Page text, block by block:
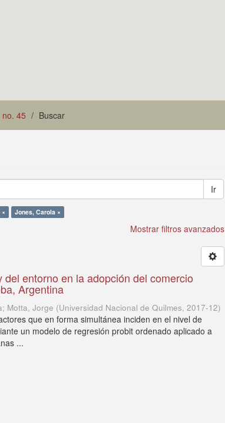
no. 45 Buscar
Ir
Jones, Carola ×
Mostrar filtros avanzados
entorno en la adopción del comercio
Argentina
Motta, Jorge (Universidad Nacional de Quilmes,2017-12)
que en forma simultánea inciden en el nivel de
un modelo de regresión probit ordenado aplicado a
...